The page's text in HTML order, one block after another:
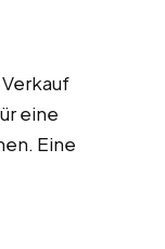
eine
Eine